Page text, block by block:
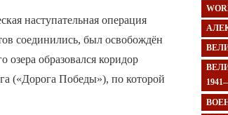
наступательная операция
соединились, был освобождён
образовался коридор
(«Дорога Победы»), по которой